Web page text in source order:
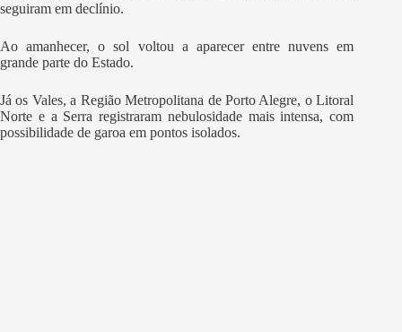
seguiram em declínio.
Ao amanhecer, o sol voltou a aparecer entre nuvens em
grande parte do Estado.
Já os Vales, a Região Metropolitana de Porto Alegre, o Litoral
Norte e a Serra registraram nebulosidade mais intensa, com
possibilidade de garoa em pontos isolados.